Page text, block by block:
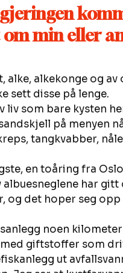
min eller
alke, alkekonge og av
sett disse på lenge.
som bare kysten
på menyen
tangkvabber,
en toåring fra
har
og det hoper seg
noen
giftstoffer som
ut